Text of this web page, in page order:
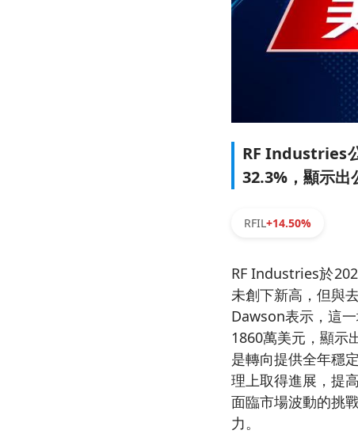
RF Industries
32.3%，顯示出
RFIL+14.50%
RF Industries於
未創下新高，但與
Dawson表示，這
1860萬美元，顯示
是轉向提供全年穩
理上取得進展，提
面臨市場波動的挑
力。